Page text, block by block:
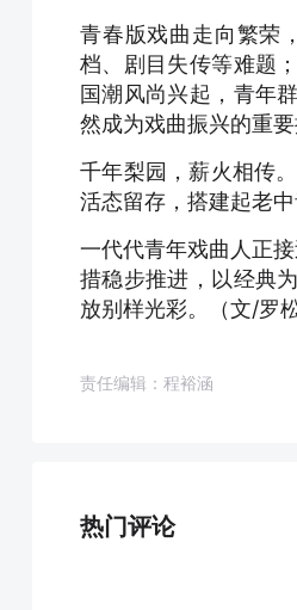
青春版戏曲走向繁荣
档、剧目失传等难题
国潮风尚兴起，青年
然成为戏曲振兴的重要
千年梨园，薪火相传
活态留存，搭建起老
一代代青年戏曲人正
措稳步推进，以经典
放别样光彩。（文/罗松
责任编辑：程裕涵
热门评论